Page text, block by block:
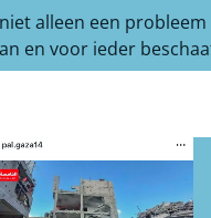
alleen een
en voor ieder